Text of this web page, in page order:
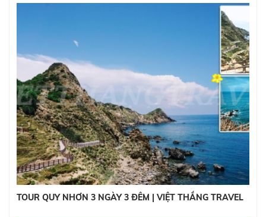
TOUR QUY NHƠN 3 NGÀY 3 ĐÊM | VIỆT THẮNG TRAVEL